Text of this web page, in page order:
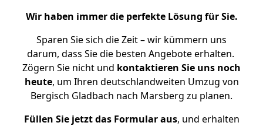
Wir haben immer die perfekte Lösung für Sie.
Sparen Sie sich die Zeit – wir kümmern uns
darum, dass Sie die besten Angebote erhalten.
Zögern Sie nicht und kontaktieren Sie uns noch
heute, um Ihren deutschlandweiten Umzug von
Bergisch Gladbach nach Marsberg zu planen.
Füllen Sie jetzt das Formular aus, und erhalten